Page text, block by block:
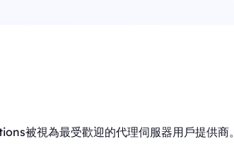
被視為最受歡迎的代理伺服器用戶提供商。